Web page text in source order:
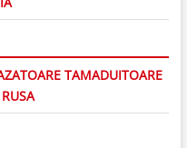
TAMADUITOARE